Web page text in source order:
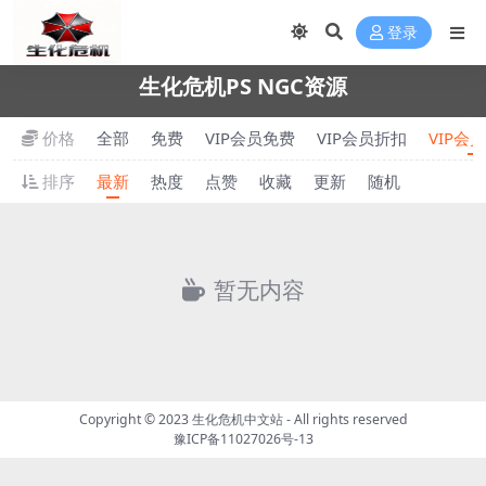
登录
生化危机PS NGC资源
价格 全部 免费 VIP会员免费 VIP会员折扣
VIP会
排序
最新 热度 点赞 收藏 更新 随机
暂无内容
Copyright © 2023生化危机中文站- All rights reserved
豫ICP备11027026号-13